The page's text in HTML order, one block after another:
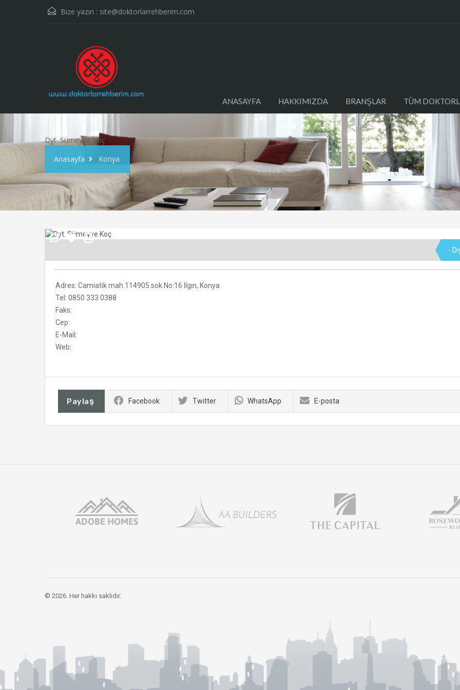
Bize yazın : site@doktorlarrehberim.com
ANASAYFA HAKKIMIZDA BRANŞLAR TÜM
Dyt. Sümeyye Koç
Anasayfa
Konya
-
Adres: Camiatik mah.114905.sok.No:16 Ilgın, Konya
Tel: 0850 333 0388
Faks:
Cep:
E-Mail:
Web:
Paylaş Facebook Twitter WhatsApp E-posta
© 2026. Her hakkı saklıdır.